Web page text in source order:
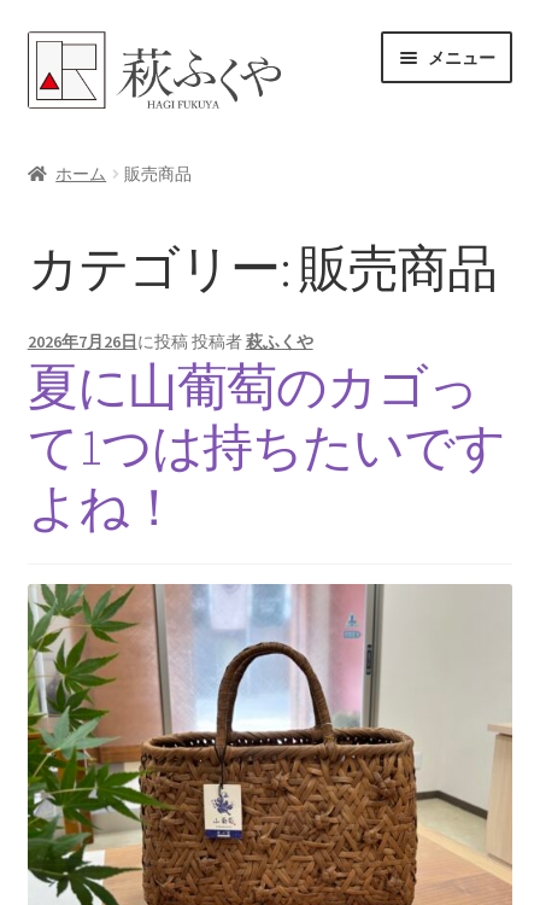
ナ
ビ
ゲ
シ
へ
ス
ッ
プ
コ
ン
テ
ツ
キ
ッ
メニュー
体験プラン予約
よくある質問
女将のアドバイス
ブログ
サ
お問い合わせ
メ
展
ホーム 販売商品
カテゴリー: 販売商品
2026年7月26日に投稿投稿者萩ふくや
夏に山葡萄のカゴっ
て1つは持ちたいです
よね！